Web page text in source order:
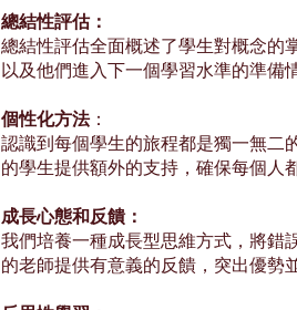
總結性評估：
總結性評估全面概述了學生對概念的
以及他們進入下一個學習水準的準備
個性化方法：
認識到每個學生的旅程都是獨一無二
的學生提供額外的支持，確保每個人
成長心態和反饋：
我們培養一種成長型思維方式，將錯
的老師提供有意義的反饋，突出優勢